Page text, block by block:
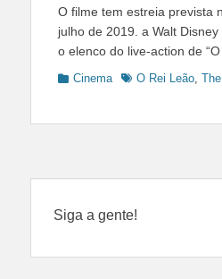
O filme tem estreia prevista
julho de 2019. a Walt
o elenco do live-action de “O
Categories
Cinema TagsO Rei Leão
Siga a gente!